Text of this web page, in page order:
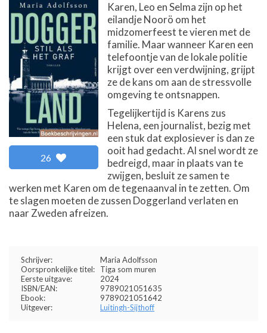
26
Karen, Leo en Selma zijn op het
eilandje Noorö om het
midzomerfeest te vieren met de
familie. Maar wanneer Karen een
telefoontje van de lokale politie
krijgt over een verdwijning, grijpt
ze de kans om aan de stressvolle
omgeving te ontsnappen.
Tegelijkertijd is Karens zus
Helena, een journalist, bezig met
een stuk dat explosiever is dan ze
ooit had gedacht. Al snel wordt ze
bedreigd, maar in plaats van te
zwijgen, besluit ze samen te
werken met Karen om de tegenaanval in te zetten. Om
te slagen moeten de zussen Doggerland verlaten en
naar Zweden afreizen.
Schrijver:
Maria Adolfsson
Oorspronkelijke titel:
Tiga som muren
Eerste uitgave:
2024
ISBN/EAN:
9789021051635
Ebook:
9789021051642
Uitgever:
Luitingh-Sijthoff